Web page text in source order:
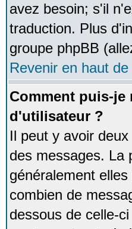
avez besoin; s'il
traduction. Plus
groupe phpBB
Revenir en haut
Comment puis-je
d'utilisateur ?
Il peut y avoir
des messages. La
généralement
combien de
dessous de celle-